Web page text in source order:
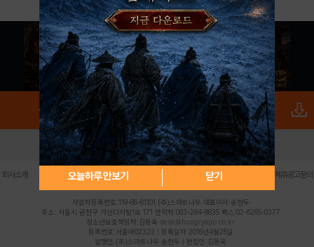
오늘하루 안보기 닫기
로그인 PC버전 전체앱
회사소개 | 개인정보 처리방침 불법촬영물 신고센터 제휴광고문의
사업자등록번호:119-86-61101 (주)스마트나우 대표이사:송현두
주소: 서울시 금천구 가산디지털1로 171 연락처:063-284-8635 팩스:02-6265-0377
청소년보호책임자:김동욱 desk@hungryapp.co.kr
등록번호:서울아02322 | 등록일자:2016년4월25일
발행인:(주)스마트나우 송현두 | 편집인:김동욱